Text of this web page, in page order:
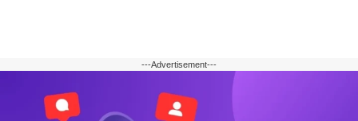
---Advertisement---